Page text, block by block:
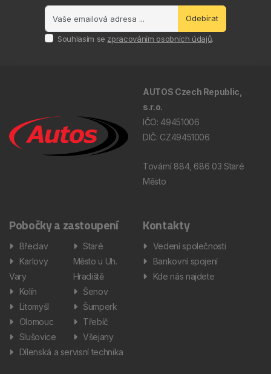
Odebírat
Souhlasím se zpracováním osobních údajů.
AUTOS Czech Republic,
s.r.o.
IČO: 49451006
DIČ: CZ49451006
Tovární 884, 686 03 Staré
Město
Pobočky a zastoupení
Břeclav
Karlovy
Vary
Kolín
Litomyšl
Olomouc
Slušovice
Staré
Město u Uh.
Hradiště
Šenov
Šumperk
Třebíč
Všejany
Dílenská a servisní technika
Kontakty
Vedení společnosti
Bankovní spojení
Kde nás najdete